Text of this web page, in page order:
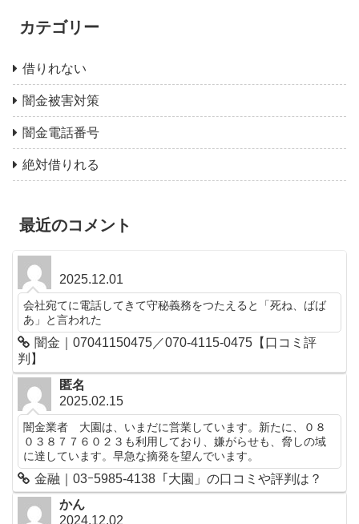
カテゴリー
借りれない
闇金被害対策
闇金電話番号
絶対借りれる
最近のコメント
2025.12.01
会社宛てに電話してきて守秘義務をつたえると「死ね、ばば
あ」と言われた
闇金｜07041150475／070-4115-0475【口コミ評
判】
匿名
2025.02.15
闇金業者 大園は、いまだに営業しています。新たに、０８
０３８７７６０２３も利用しており、嫌がらせも、脅しの域
に達しています。早急な摘発を望んでいます。
金融｜03ｰ5985-4138「大園」の口コミや評判は？
かん
2024.12.02